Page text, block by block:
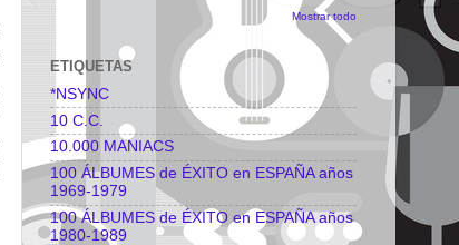
Mostrar todo
ETIQUETAS
*NSYNC
10 C.C.
10.000 MANIACS
100 ÁLBUMES de ÉXITO en ESPAÑA años
1969-1979
100 ÁLBUMES de ÉXITO en ESPAÑA años
1980-1989